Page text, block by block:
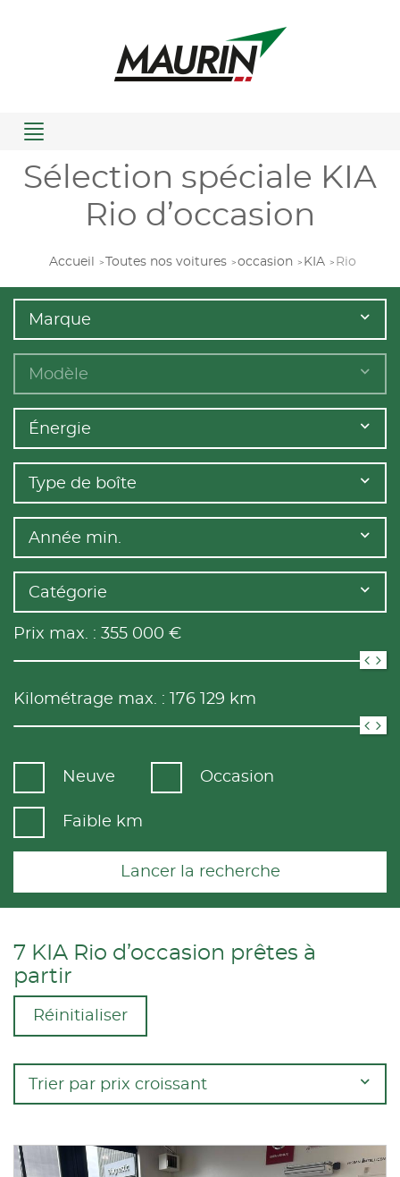
Menu
Sélection spéciale KIA
Rio d’occasion
Accueil Toutes nos voitures occasion KIA Rio
Marque
Modèle
Énergie
Type de boîte
Année min.
Catégorie
Prix max. : 355 000 €
Kilométrage max. : 176 129 km
Neuve Occasion
Faible km
Lancer la recherche
7 KIA Rio d’occasion prêtes à
partir
Réinitialiser
Trier par prix croissant